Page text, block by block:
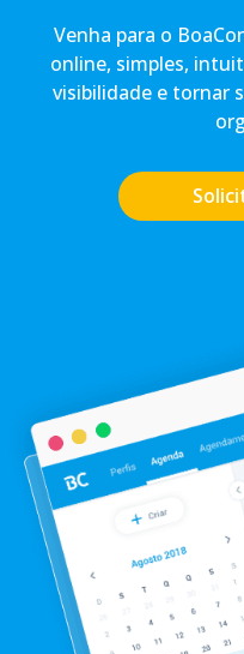
Venha para o
online, simples,
visibilidade e tornar